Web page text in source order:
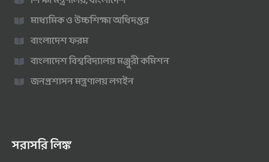
মাধ্যমিক ও উচ্চশিক্ষা অধিদপ্তর
বাংলাদেশ ফরম
বাংলাদেশ বিশ্ববিদ্যালয় মঞ্জুরী কমিশন
জনপ্রশাসন মন্ত্রণালয় লগইন
সরাসরি লিঙ্ক